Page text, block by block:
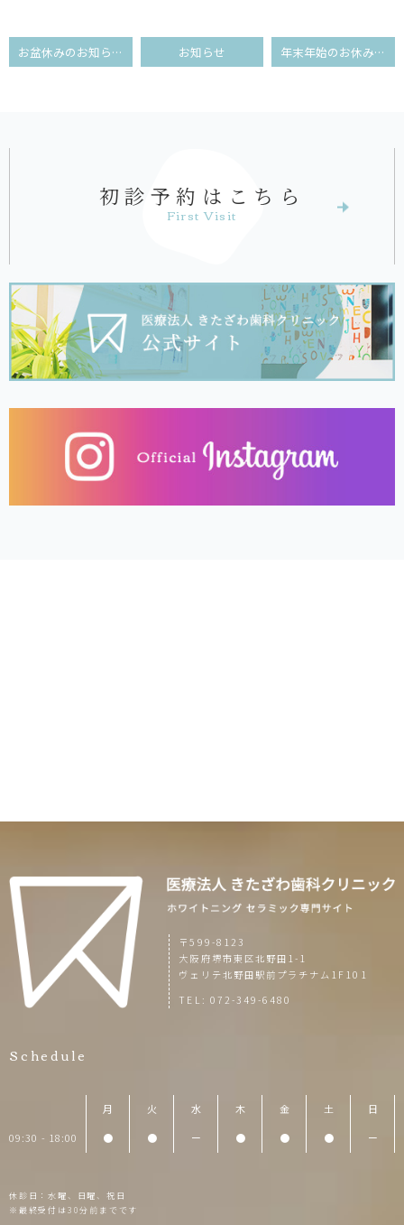
お盆休みのお知らせ お知らせ 年末年始のお休みについて
初診予約はこちら
First Visit
〒599-8123
大阪府堺市東区北野田1-1
ヴェリテ北野田駅前プラチナム1F101
TEL: 072-349-6480
Schedule
月 火 水 木 金 土
日
09:30 - 18:00
● ● ー ● ● ● ー
休診日：水曜、日曜、祝日
※最終受付は30分前までです